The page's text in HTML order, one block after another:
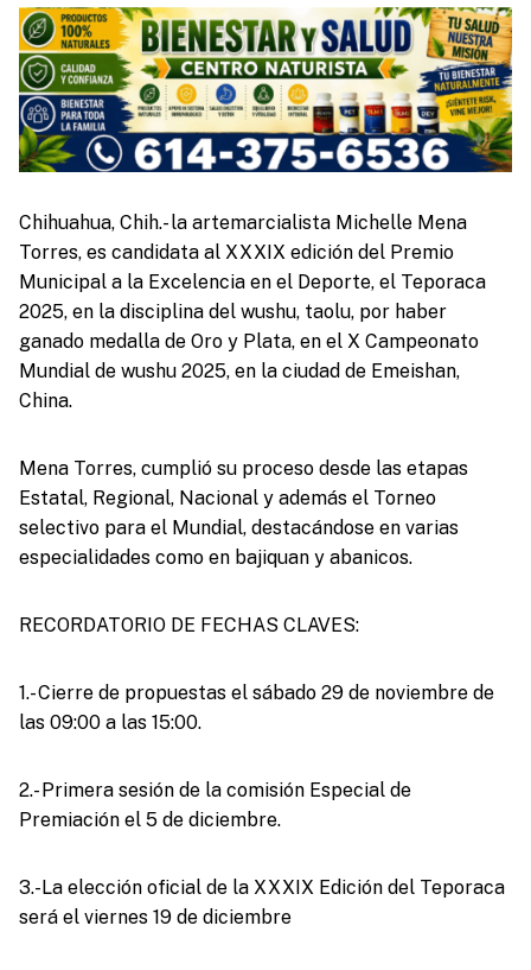
Chihuahua, Chih.- la artemarcialista Michelle Mena
Torres, es candidata al XXXIX edición del Premio
Municipal a la Excelencia en el Deporte, el Teporaca
2025, en la disciplina del wushu, taolu, por haber
ganado medalla de Oro y Plata, en el X Campeonato
Mundial de wushu 2025, en la ciudad de Emeishan,
China.
Mena Torres, cumplió su proceso desde las etapas
Estatal, Regional, Nacional y además el Torneo
selectivo para el Mundial, destacándose en varias
especialidades como en bajiquan y abanicos.
RECORDATORIO DE FECHAS CLAVES:
1.- Cierre de propuestas el sábado 29 de noviembre de
las 09:00 a las 15:00.
2.- Primera sesión de la comisión Especial de
Premiación el 5 de diciembre.
3.-La elección oficial de la XXXIX Edición del Teporaca
será el viernes 19 de diciembre